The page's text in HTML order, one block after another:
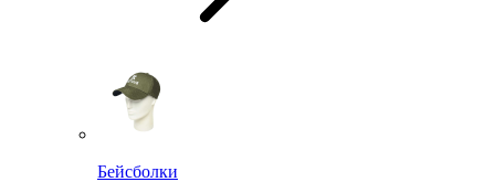
Бейсболки